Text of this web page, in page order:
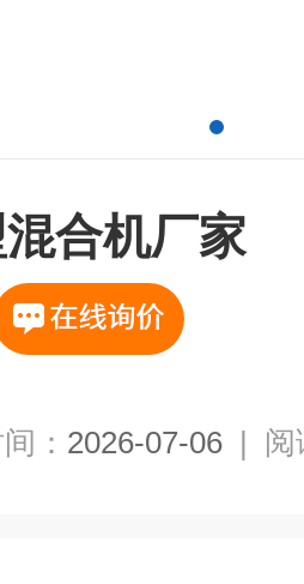
合机厂家
： 2026-07-06 | 阅